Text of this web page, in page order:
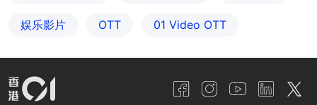
娱乐影片 OTT 01‌ ‌Video‌ ‌OTT